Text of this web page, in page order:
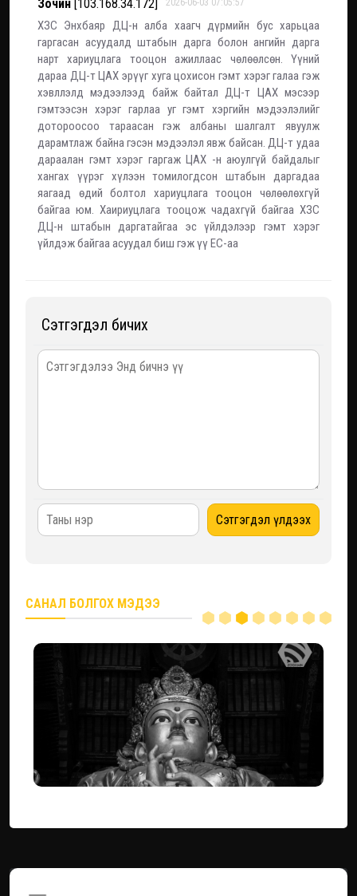
Зочин [103.168.34.172] 2026-06-03 07:05:57
ХЗС Энхбаяр ДЦ-н алба хаагч дүрмийн бус харьцаа
гаргасан асуудалд штабын дарга болон ангийн дарга
нарт хариуцлага тооцон ажиллаас чөлөөлсөн. Үүний
дараа ДЦ-т ЦАХ эрүүг хуга цохисон гэмт хэрэг галаа гэж
хэвллэлд мэдээлээд байж байтал ДЦ-т ЦАХ мэсээр
гэмтээсэн хэрэг гарлаа уг гэмт хэргийн мэдээлэлийг
дотороосоо тараасан гэж албаны шалгалт явуулж
дарамтлаж байна гэсэн мэдээлэл явж байсан. ДЦ-т удаа
дараалан гэмт хэрэг гаргаж ЦАХ -н аюулгүй байдалыг
хангах үүрэг хүлээн томилогдсон штабын даргадаа
яагаад өдий болтол хариуцлага тооцон чөлөөлөхгүй
байгаа юм. Хаириуцлага тооцож чадахгүй байгаа ХЗС
ДЦ-н штабын даргатайгаа эс үйлдэлээр гэмт хэрэг
үйлдэж байгаа асуудал биш гэж үү ЕС-аа
Сэтгэгдэл бичих
САНАЛ БОЛГОХ МЭДЭЭ